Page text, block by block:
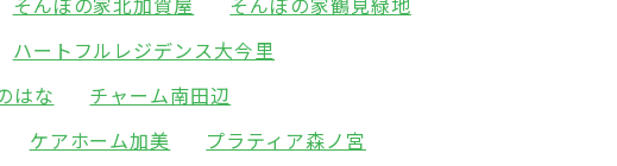
ハートフルレジデンス大今里
はな
チャーム南田辺
ケアホーム加美
プラティア森ノ宮